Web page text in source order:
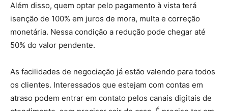
Além disso, quem optar pelo pagamento à vista terá
isenção de 100% em juros de mora, multa e correção
monetária. Nessa condição a redução pode chegar até
50% do valor pendente.
As facilidades de negociação já estão valendo para todos
os clientes. Interessados que estejam com contas em
atraso podem entrar em contato pelos canais digitais de